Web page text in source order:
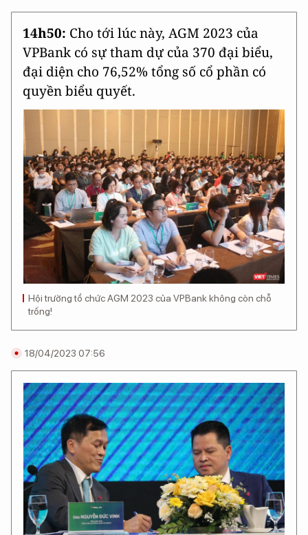
14h50: Cho tới lúc này, AGM 2023 của
VPBank có sự tham dự của 370 đại biểu,
đại diện cho 76,52% tổng số cổ phần có
quyền biểu quyết.
Hội trường tổ chức AGM 2023 của VPBank không còn chỗ
trống!
18/04/2023 07:56